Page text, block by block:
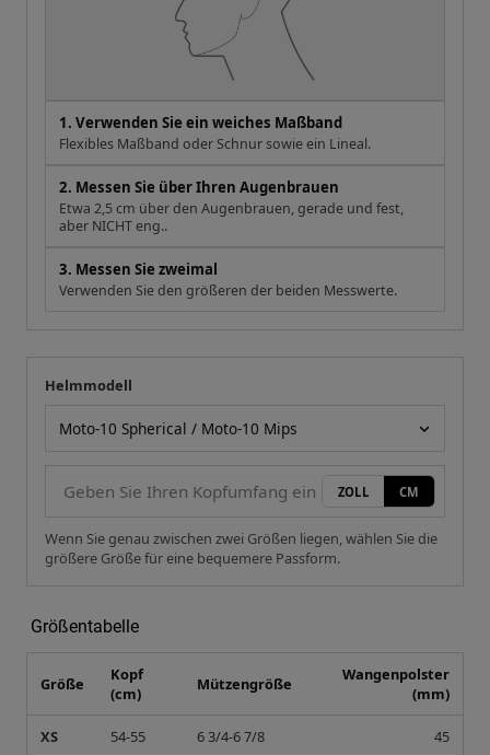
1. Verwenden Sie ein weiches Maßband
Flexibles Maßband oder Schnur sowie ein Lineal.
2. Messen Sie über Ihren Augenbrauen
Etwa 2,5 cm über den Augenbrauen, gerade und fest,
aber NICHT eng..
3. Messen Sie zweimal
Verwenden Sie den größeren der beiden Messwerte.
Ihre Messung
Helmmodell
ZOLL CM
Wenn Sie genau zwischen zwei Größen liegen, wählen Sie die
größere Größe für eine bequemere Passform.
Größentabelle
Größe
Kopf
(cm)
Mützengröße
Wangenpolster
(mm)
XS 54-55 6 3/4-6 7/8 45